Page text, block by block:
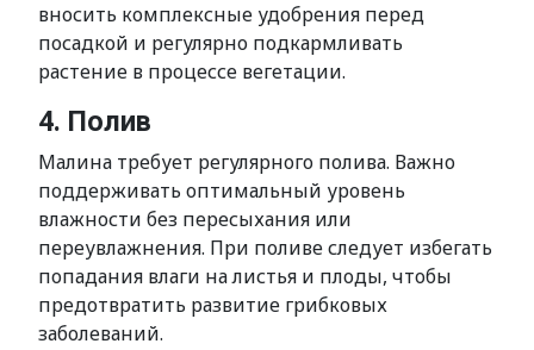
вносить комплексные удобрения перед
посадкой и регулярно подкармливать
растение в процессе вегетации.
4. Полив
Малина требует регулярного полива. Важно
поддерживать оптимальный уровень
влажности без пересыхания или
переувлажнения. При поливе следует избегать
попадания влаги на листья и плоды, чтобы
предотвратить развитие грибковых
заболеваний.